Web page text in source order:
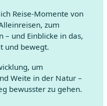
Reise-Momente von
zum
– und Einblicke in das,
und bewegt.
um
Weite in der Natur –
bewusster zu gehen.